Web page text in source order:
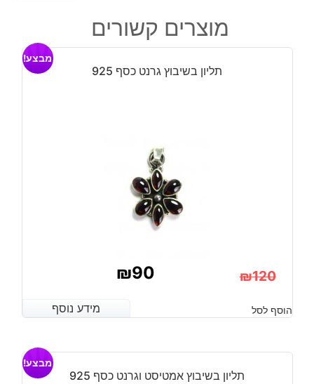
בשיבוץ
אבן
סגול
9
מוצרים קשורים
תליון בשיבוץ גרנט כסף 925
מבצע!
₪120
המקורי
היה:
₪120.
₪90
הנוכחי
הוא:
₪90.
מידע נוסף הוסף לסל מידע נוסף
תליון בשיבוץ אמטיסט וגרנט כסף 925
מבצע!